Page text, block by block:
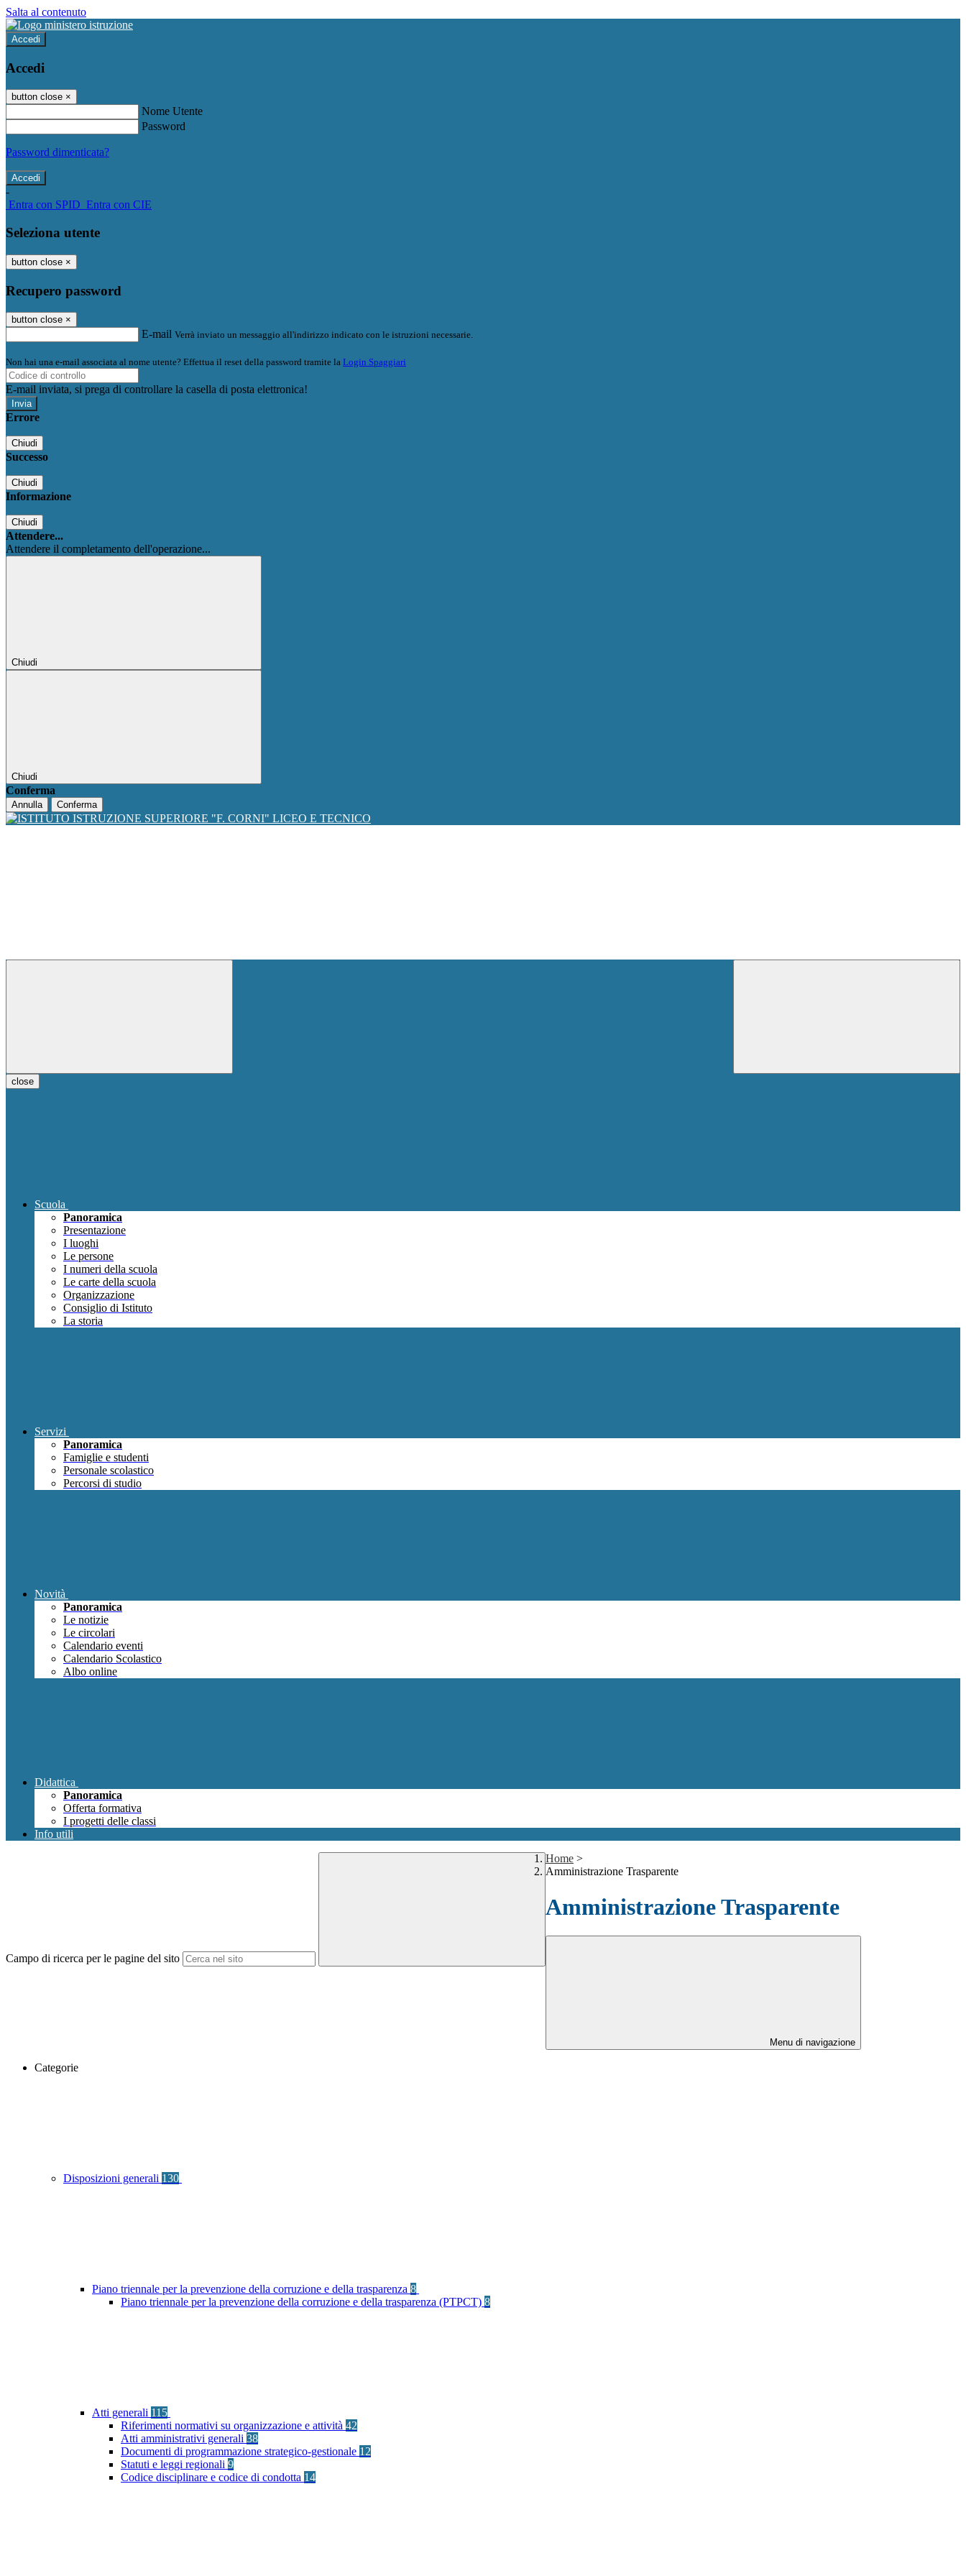
Salta al contenuto
Accedi
Accedi
button close ×
Nome Utente
Password
Password dimenticata?
-
Entra con SPID Entra con CIE
Seleziona utente
button close ×
Recupero password
button close ×
E-mail Verrà inviato un messaggio all'indirizzo indicato con le istruzioni necessarie.
Non hai una e-mail associata al nome utente? Effettua il reset della password tramite la Login Spaggiari
E-mail inviata, si prega di controllare la casella di posta elettronica!
Errore
Chiudi
Successo
Chiudi
Informazione
Chiudi
Attendere...
Attendere il completamento dell'operazione...
Chiudi
Chiudi
Conferma
Annulla Conferma
close
Scuola
Panoramica
Presentazione
I luoghi
Le persone
I numeri della scuola
Le carte della scuola
Organizzazione
Consiglio di Istituto
La storia
Servizi
Panoramica
Famiglie e studenti
Personale scolastico
Percorsi di studio
Novità
Panoramica
Le notizie
Le circolari
Calendario eventi
Calendario Scolastico
Albo online
Didattica
Panoramica
Offerta formativa
I progetti delle classi
Info utili
Campo di ricerca per le pagine del sito
Home >
Amministrazione Trasparente
Amministrazione Trasparente
Menu di navigazione
Categorie
Disposizioni generali 130
Piano triennale per la prevenzione della corruzione e della trasparenza 8
Piano triennale per la prevenzione della corruzione e della trasparenza (PTPCT) 8
Atti generali 115
Riferimenti normativi su organizzazione e attività 42
Atti amministrativi generali 38
Documenti di programmazione strategico-gestionale 12
Statuti e leggi regionali 9
Codice disciplinare e codice di condotta 14